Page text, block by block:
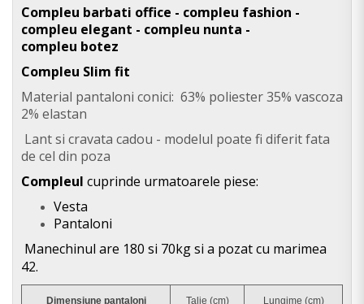
Compleu barbati office - compleu fashion -
compleu elegant - compleu nunta -
compleu botez
Compleu Slim fit
Material pantaloni conici: 63% poliester 35% vascoza
2% elastan
Lant si cravata cadou - modelul poate fi diferit fata
de cel din poza
Compleul cuprinde urmatoarele piese:
Vesta
Pantaloni
Manechinul are 180 si 70kg si a pozat cu marimea
42.
Dimensiune pantaloni Talie (cm) Lungime (cm)